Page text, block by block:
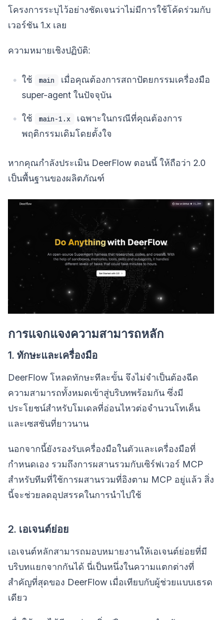
โครงการระบุไว้อย่างชัดเจนว่าไม่มีการใช้โค้ดร่วมกับ
เวอร์ชัน 1.x เลย
ความหมายเชิงปฏิบัติ:
ใช้ main
เมื่อคุณต้องการสถาปัตยกรรมเครื่องมือ
super-agent ในปัจจุบัน
ใช้ main-1.x
เฉพาะในกรณีที่คุณต้องการ
พฤติกรรมเดิมโดยตั้งใจ
หากคุณกำลังประเมิน DeerFlow ตอนนี้ ให้ถือว่า 2.0
เป็นพื้นฐานของผลิตภัณฑ์
การแจกแจงความสามารถหลัก
1. ทักษะและเครื่องมือ
DeerFlow โหลดทักษะทีละขั้น จึงไม่จำเป็นต้องฉีด
ความสามารถทั้งหมดเข้าสู่บริบทพร้อมกัน ซึ่งมี
ประโยชน์สำหรับโมเดลที่อ่อนไหวต่อจำนวนโทเค็น
และเซสชันที่ยาวนาน
นอกจากนี้ยังรองรับเครื่องมือในตัวและเครื่องมือที่
กำหนดเอง รวมถึงการผสานรวมกับเซิร์ฟเวอร์ MCP
สำหรับทีมที่ใช้การผสานรวมที่อิงตาม MCP อยู่แล้ว สิ่ง
นี้จะช่วยลดอุปสรรคในการนำไปใช้
2. เอเจนต์ย่อย
เอเจนต์หลักสามารถมอบหมายงานให้เอเจนต์ย่อยที่มี
บริบทแยกจากกันได้ นี่เป็นหนึ่งในความแตกต่างที่
สำคัญที่สุดของ DeerFlow เมื่อเทียบกับผู้ช่วยแบบเธรด
เดียว